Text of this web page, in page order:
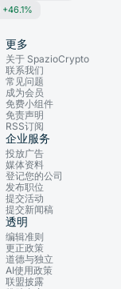
+46.1%
更多
关于 SpazioCrypto
联系我们
常见问题
成为会员
免费小组件
免责声明
RSS订阅
企业服务
投放广告
媒体资料
登记您的公司
发布职位
提交活动
提交新闻稿
透明
编辑准则
更正政策
道德与独立
AI使用政策
联盟披露